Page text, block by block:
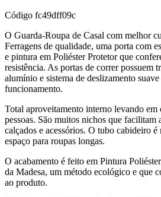
Código fc49dff09c
O Guarda-Roupa de Casal com melhor
Ferragens de qualidade, uma porta com
e pintura em Poliéster Protetor que
resistência. As portas de correr possuem
alumínio e sistema de deslizamento
funcionamento.
Total aproveitamento interno levando em
pessoas. São muitos nichos que facilitam
calçados e acessórios. O tubo cabideiro é
espaço para roupas longas.
O acabamento é feito em Pintura
da Madesa, um método ecológico e que
ao produto.